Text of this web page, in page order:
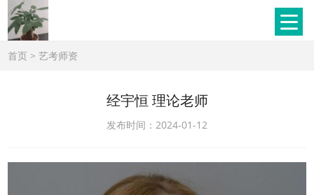
首页 >艺考师资
经宇恒 理论老师
发布时间：2024-01-12